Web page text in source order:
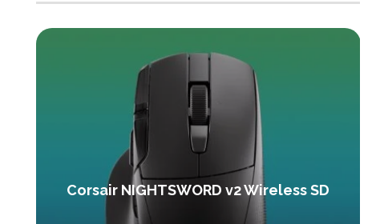
Corsair NIGHTSWORD v2 Wireless SD